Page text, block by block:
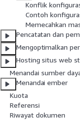
Konflik
Contoh
Memecahkan
Pencatatan dan
Mengoptimalkan
Hosting situs web
Menandai sumber
Menandai ember
Kuota
Referensi
Riwayat dokumen